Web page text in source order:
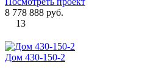
8 778 888 руб.
13
Дом 430-150-2